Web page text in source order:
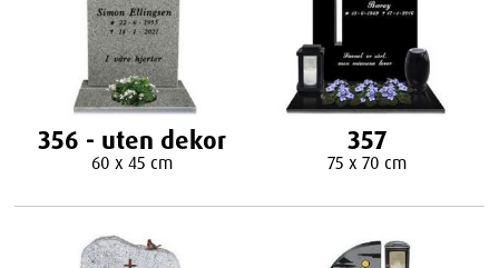
356 - uten dekor
60 x 45 cm
357
75 x 70 cm